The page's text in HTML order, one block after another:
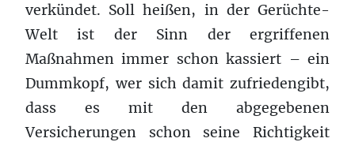
verkündet. Soll heißen, in der Gerüchte-
Welt ist der Sinn der ergriffenen
Maßnahmen immer schon kassiert – ein
Dummkopf, wer sich damit zufriedengibt,
dass es mit den abgegebenen
Versicherungen schon seine Richtigkeit